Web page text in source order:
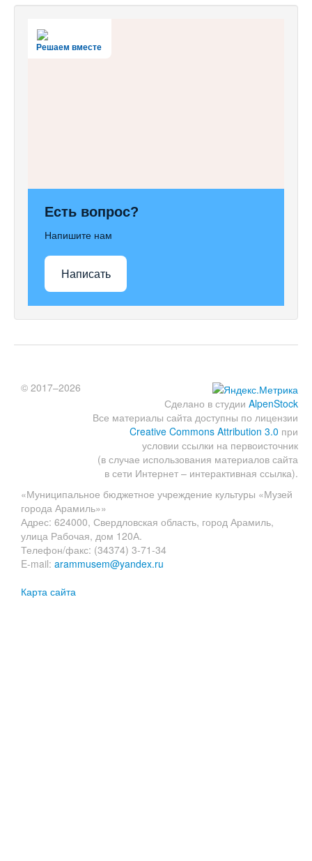
Решаем вместе
Есть вопрос?
Напишите нам
Написать
Сделано в студии AlpenStock
Все материалы сайта доступны по лицензии
Creative Commons Attribution 3.0 при
условии ссылки на первоисточник
(в случае использования материалов сайта
в сети Интернет – интерактивная ссылка).
© 2017–2026
«Муниципальное бюджетное учреждение культуры «Музей
города Арамиль»»
Адрес: 624000, Свердловская область, город Арамиль,
улица Рабочая, дом 120А.
Телефон/факс: (34374) 3-71-34
E-mail: arammusem@yandex.ru
Карта сайта